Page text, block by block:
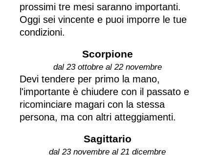
prossimi tre mesi saranno importanti.
Oggi sei vincente e puoi imporre le tue
condizioni.
Scorpione
dal 23 ottobre al 22 novembre
Devi tendere per primo la mano,
l'importante è chiudere con il passato e
ricominciare magari con la stessa
persona, ma con altri atteggiamenti.
Sagittario
dal 23 novembre al 21 dicembre